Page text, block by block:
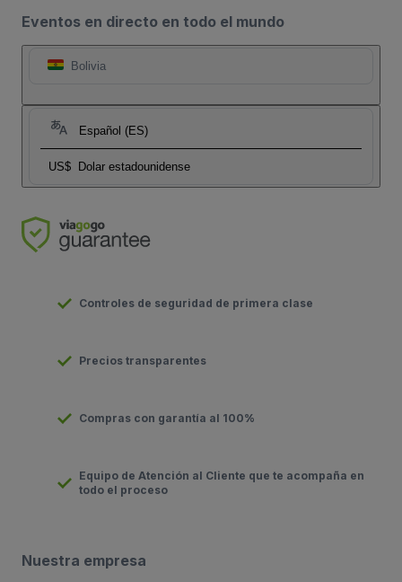
Eventos en directo en todo el mundo
Bolivia
Español (ES)
US$ Dolar estadounidense
Controles de seguridad de primera clase
Precios transparentes
Compras con garantía al 100%
Equipo de Atención al Cliente que te acompaña en
todo el proceso
Nuestra empresa